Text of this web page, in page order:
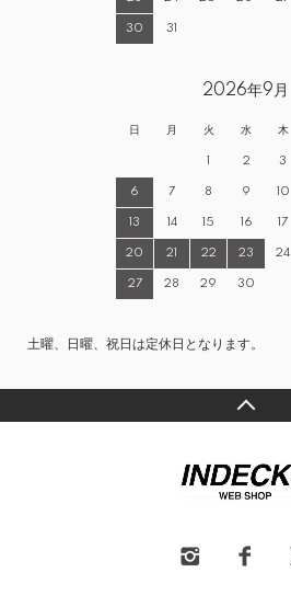
30 31
2026年9月
日 月 火 水 木
1 2 3
6 7 8 9 10
13 14 15 16 17
20 21 22 23 24
27 28 29 30
土曜、日曜、祝日は定休日となります。